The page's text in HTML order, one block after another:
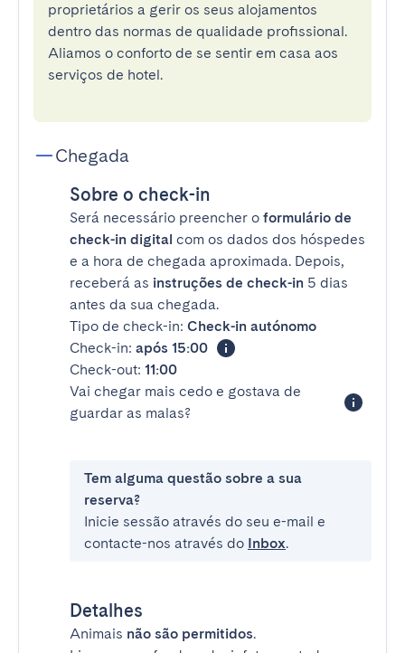
proprietários a gerir os seus alojamentos
dentro das normas de qualidade profissional.
Aliamos o conforto de se sentir em casa aos
serviços de hotel.
Chegada
Sobre o check-in
Será necessário preencher o formulário de
check-in digital com os dados dos hóspedes
e a hora de chegada aproximada. Depois,
receberá as instruções de check-in 5 dias
antes da sua chegada.
Tipo de check-in: Check-in autónomo
Check-in: após 15:00
Check-out: 11:00
Vai chegar mais cedo e gostava de
guardar as malas?
Tem alguma questão sobre a sua
reserva?
Inicie sessão através do seu e-mail e
contacte-nos através do Inbox.
Detalhes
Animais não são permitidos.